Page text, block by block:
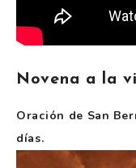
Novena a la
Oración de San
días.